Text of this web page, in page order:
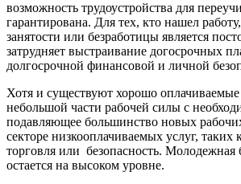
возможность трудоустройства для
гарантирована. Для тех, кто нашел
занятости или безработицы является
затрудняет выстраивание догосрочных
долгосрочной финансовой и личной
Хотя и существуют хорошо оплачиваемые
небольшой части рабочей силы с
подавляющее большинство новых
секторе низкооплачиваемых услуг, таких
торговля или безопасность. Молодежная
остается на высоком уровне.